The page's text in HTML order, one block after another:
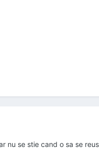
nu se stie cand o sa se